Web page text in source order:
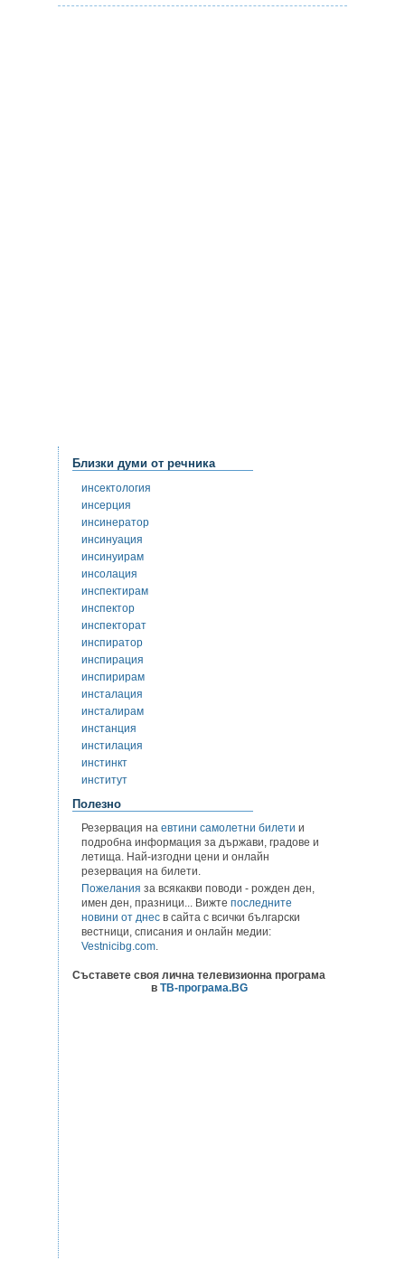
Близки думи от речника
инсектология
инсерция
инсинератор
инсинуация
инсинуирам
инсолация
инспектирам
инспектор
инспекторат
инспиратор
инспирация
инспирирам
инсталация
инсталирам
инстанция
инстилация
инстинкт
институт
Полезно
Резервация на евтини самолетни билети и
подробна информация за държави, градове и
летища. Най-изгодни цени и онлайн
резервация на билети.
Пожелания за всякакви поводи - рожден ден,
имен ден, празници... Вижте последните
новини от днес в сайта с всички български
вестници, списания и онлайн медии:
Vestnicibg.com.
Съставете своя лична телевизионна програма
в ТВ-програма.BG